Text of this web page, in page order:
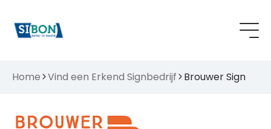
Home Vind een Erkend Signbedrijf Brouwer Sign